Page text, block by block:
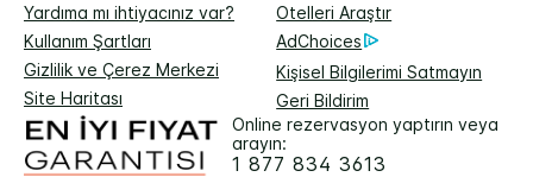
Yardıma mı ihtiyacınız var?
Otelleri Araştır
Kullanım Şartları
AdChoices
Gizlilik ve Çerez Merkezi
Kişisel Bilgilerimi Satmayın
Site Haritası
Geri Bildirim
Online rezervasyon yaptırın veya
arayın:
1 877 834 3613